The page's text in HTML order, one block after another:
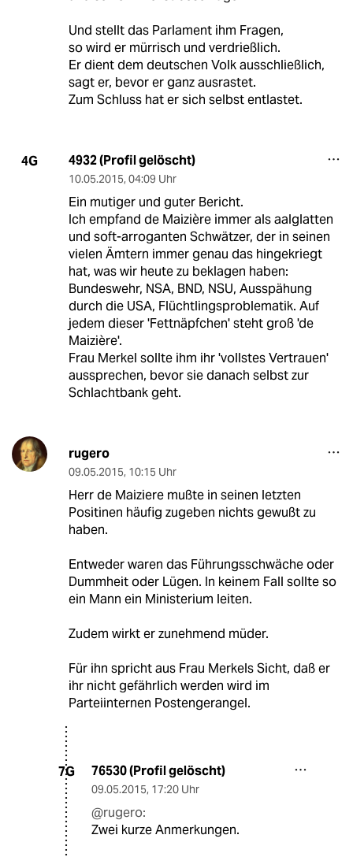
Und stellt das Parlament ihm Fragen,
so wird er mürrisch und verdrießlich.
Er dient dem deutschen Volk ausschließlich,
sagt er, bevor er ganz ausrastet.
Zum Schluss hat er sich selbst entlastet.
4G 4932 (Profil gelöscht)
10.05.2015, 04:09 Uhr
Ein mutiger und guter Bericht.
Ich empfand de Maizière immer als aalglatten
und soft-arroganten Schwätzer, der in seinen
vielen Ämtern immer genau das hingekriegt
hat, was wir heute zu beklagen haben:
Bundeswehr, NSA, BND, NSU, Ausspähung
durch die USA, Flüchtlingsproblematik. Auf
jedem dieser 'Fettnäpfchen' steht groß 'de
Maizière'.
Frau Merkel sollte ihm ihr 'vollstes Vertrauen'
aussprechen, bevor sie danach selbst zur
Schlachtbank geht.
rugero
09.05.2015, 10:15 Uhr
Herr de Maiziere mußte in seinen letzten
Positinen häufig zugeben nichts gewußt zu
haben.
Entweder waren das Führungsschwäche oder
Dummheit oder Lügen. In keinem Fall sollte so
ein Mann ein Ministerium leiten.
Zudem wirkt er zunehmend müder.
Für ihn spricht aus Frau Merkels Sicht, daß er
ihr nicht gefährlich werden wird im
Parteiinternen Postengerangel.
7G 76530 (Profil gelöscht)
09.05.2015, 17:20 Uhr
@rugero:
Zwei kurze Anmerkungen.